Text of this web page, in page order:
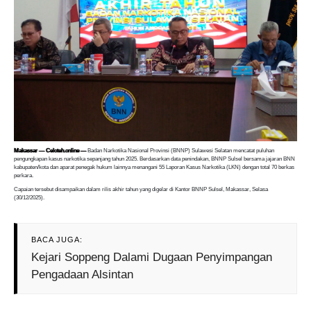
Makassar — Celoteh.online —Badan Narkotika Nasional Provinsi (BNNP) Sulawesi Selatan mencatat puluhan
pengungkapan kasus narkotika sepanjang tahun 2025. Berdasarkan data penindakan, BNNP Sulsel bersama jajaran BNN
kabupaten/kota dan aparat penegak hukum lainnya menangani 55 Laporan Kasus Narkotika (LKN) dengan total 70 berkas
perkara.
Capaian tersebut disampaikan dalam rilis akhir tahun yang digelar di Kantor BNNP Sulsel, Makassar, Selasa
(30/12/2025).
BACA JUGA:
Kejari Soppeng Dalami Dugaan Penyimpangan
Pengadaan Alsintan